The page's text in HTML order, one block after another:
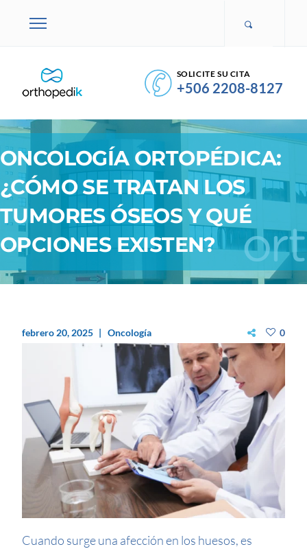
SOLICITE SU CITA
+506 2208-8127
ONCOLOGÍA ORTOPÉDICA:
¿CÓMO SE TRATAN LOS
TUMORES ÓSEOS Y QUÉ
OPCIONES EXISTEN?
febrero 20, 2025 Oncología 0
Cuando surge una afección en los huesos, es